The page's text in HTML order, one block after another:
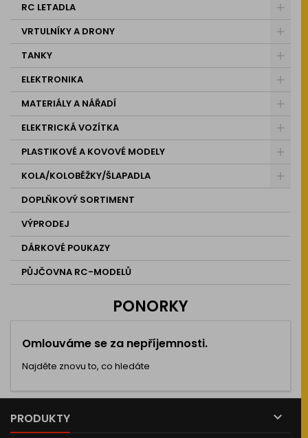
RC LETADLA
VRTULNÍKY A DRONY
TANKY
ELEKTRONIKA
MATERIÁLY A NÁŘADÍ
ELEKTRICKÁ VOZÍTKA
PLASTIKOVÉ A KOVOVÉ MODELY
KOLA/KOLOBĚŽKY/ŠLAPADLA
DOPLŇKOVÝ SORTIMENT
VÝPRODEJ
DÁRKOVÉ POUKAZY
PŮJČOVNA RC-MODELŮ
PONORKY
Omlouváme se za nepříjemnosti.
Najděte znovu to, co hledáte
PRODUKTY 